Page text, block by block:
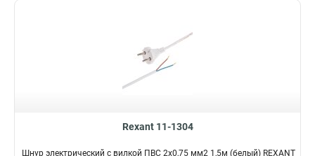
Rexant 11-1304
Шнур электрический с вилкой ПВС 2х0,75 мм2 1,5м (белый) REXANT